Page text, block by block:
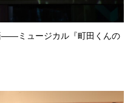
――ミュージカル『町田くんの